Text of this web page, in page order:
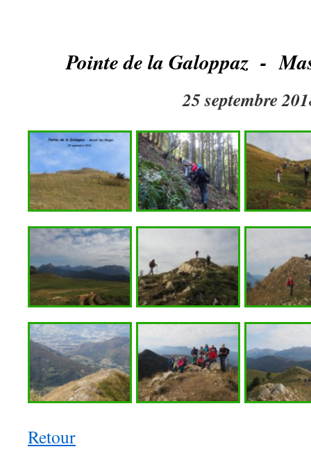
Pointe de la Galoppaz -
25 septembre
Retour